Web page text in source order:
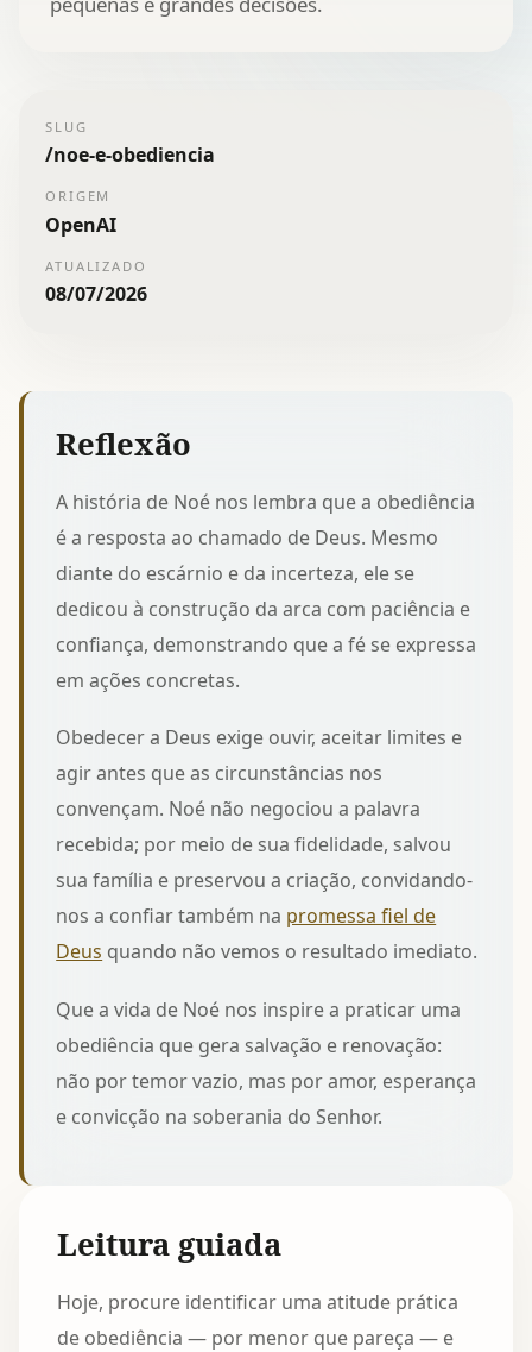
SLUG
/noe-e-obediencia
ORIGEM
OpenAI
ATUALIZADO
08/07/2026
Reflexão
A história de Noé nos lembra que a obediência
é a resposta ao chamado de Deus. Mesmo
diante do escárnio e da incerteza, ele se
dedicou à construção da arca com paciência e
confiança, demonstrando que a fé se expressa
em ações concretas.
Obedecer a Deus exige ouvir, aceitar limites e
agir antes que as circunstâncias nos
convençam. Noé não negociou a palavra
recebida; por meio de sua fidelidade, salvou
sua família e preservou a criação, convidando-
nos a confiar também na promessa fiel de
Deus quando não vemos o resultado imediato.
Que a vida de Noé nos inspire a praticar uma
obediência que gera salvação e renovação:
não por temor vazio, mas por amor, esperança
e convicção na soberania do Senhor.
Leitura guiada
Hoje, procure identificar uma atitude prática
de obediência — por menor que pareça — e